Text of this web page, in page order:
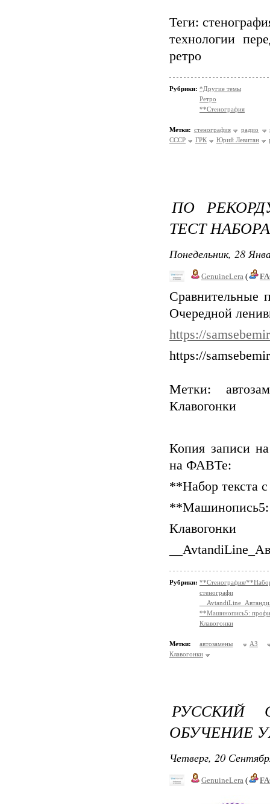
Теги:
технологии
ретро
Рубрики: *Другие темы
Ретро
**Стенография
Метки: стенография радио
СССР
ГРК Юрий Левитан
ПО
ТЕСТ
Понедельник, 28
GenuineLera (
Сравнительные
Очередной
https://
https://
Метки:
Клавогонки
Копия записи
на ФАВТе:
**Набор текста
**Машинопись5:
Клавогонки
Рубрики: **Стенография/
стенографи
**Машинопись5: профи
Клавогонки
Метки: автозамены
АЗ
Клавогонки
РУССКИЙ
ОБУЧЕНИЕ
Четверг, 20
GenuineLera (